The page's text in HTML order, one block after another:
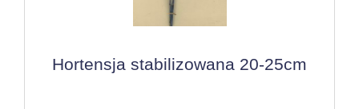
Hortensja stabilizowana 20-25cm